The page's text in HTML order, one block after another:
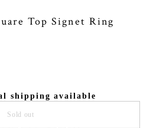
Top Signet Ring
shipping available
Sold out